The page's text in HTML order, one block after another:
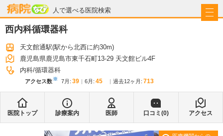
人で選べる医院検索
病院なび
西内科循環器科
天文館通駅(駅から北西に約30m)
鹿児島県鹿児島市東千石町13-29 天文館ビル4F
内科 循環器科
アクセス数※ 7月 : 39 6月 : 45 過去12ヶ月: 713
医院トップ 診療案内 医師 口コミ(0) アクセス